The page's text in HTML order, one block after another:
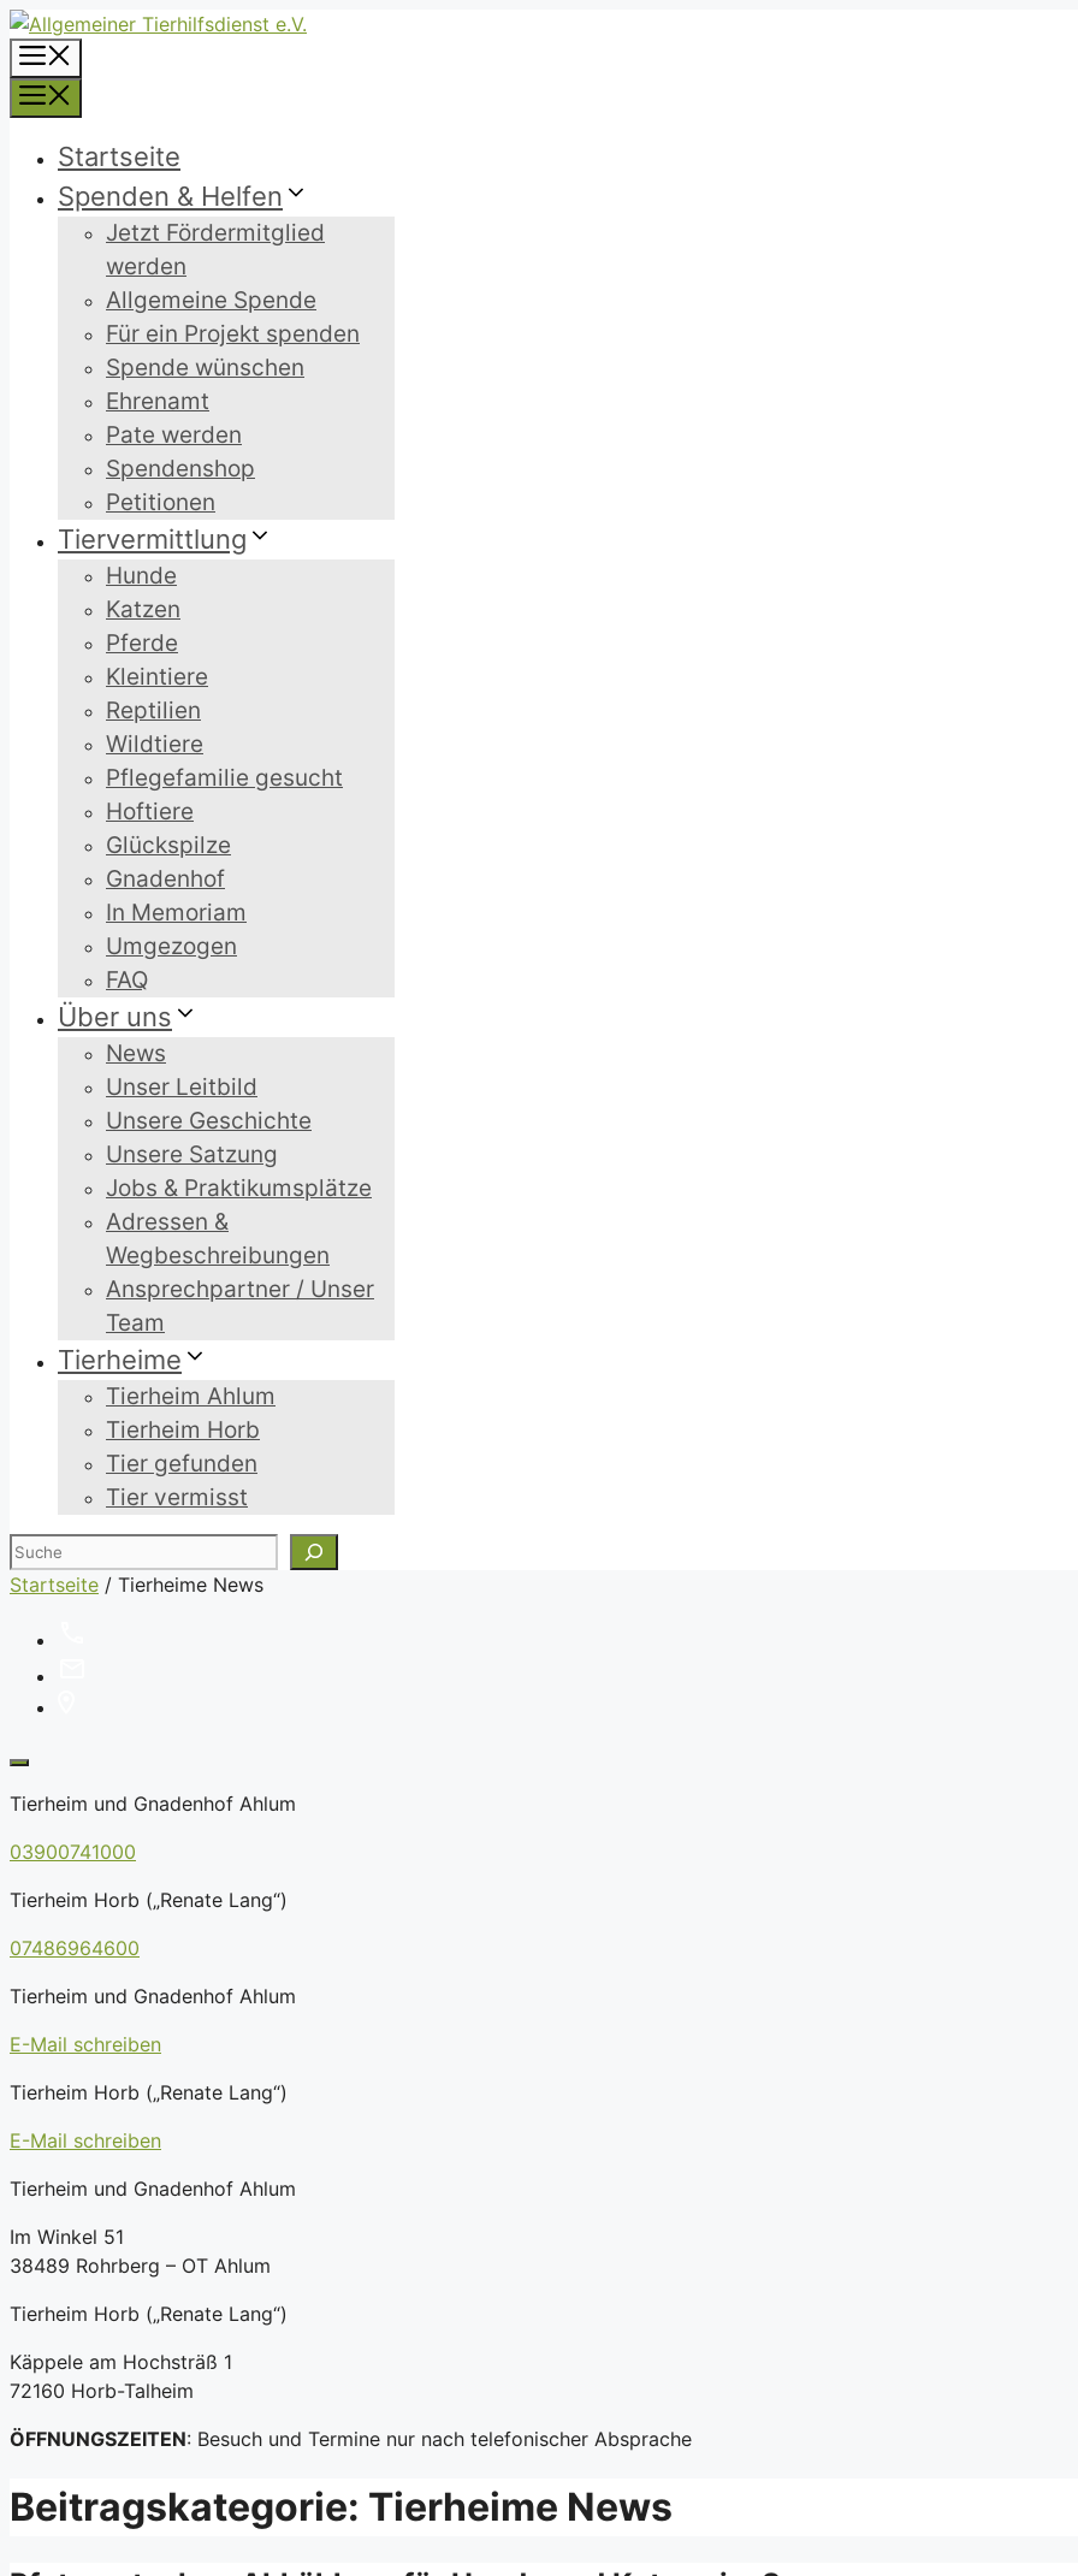
Zum
Inhalt
springen
Startseite
Spenden & Helfen
Jetzt Fördermitglied
werden
Allgemeine Spende
Für ein Projekt spenden
Spende wünschen
Ehrenamt
Pate werden
Spendenshop
Petitionen
Tiervermittlung
Hunde
Katzen
Pferde
Kleintiere
Reptilien
Wildtiere
Pflegefamilie gesucht
Hoftiere
Glückspilze
Gnadenhof
In Memoriam
Umgezogen
FAQ
Über uns
News
Unser Leitbild
Unsere Geschichte
Unsere Satzung
Jobs & Praktikumsplätze
Adressen &
Wegbeschreibungen
Ansprechpartner / Unser
Team
Tierheime
Tierheim Ahlum
Tierheim Horb
Tier gefunden
Tier vermisst
Suchen
Startseite / Tierheime News
Tierheim und Gnadenhof Ahlum
03900741000
Tierheim Horb („Renate Lang“)
07486964600
Tierheim und Gnadenhof Ahlum
E-Mail schreiben
Tierheim Horb („Renate Lang“)
E-Mail schreiben
Tierheim und Gnadenhof Ahlum
Im Winkel 51
38489 Rohrberg – OT Ahlum
Tierheim Horb („Renate Lang“)
Käppele am Hochsträß 1
72160 Horb-Talheim
ÖFFNUNGSZEITEN: Besuch und Termine nur nach telefonischer Absprache
Beitragskategorie: Tierheime News